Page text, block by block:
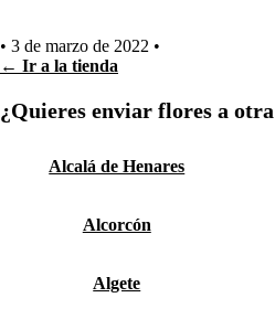
• 3 de marzo de 2022 •
← Ir a la tienda
¿Quieres enviar flores a
Alcalá de Henares
Alcorcón
Algete